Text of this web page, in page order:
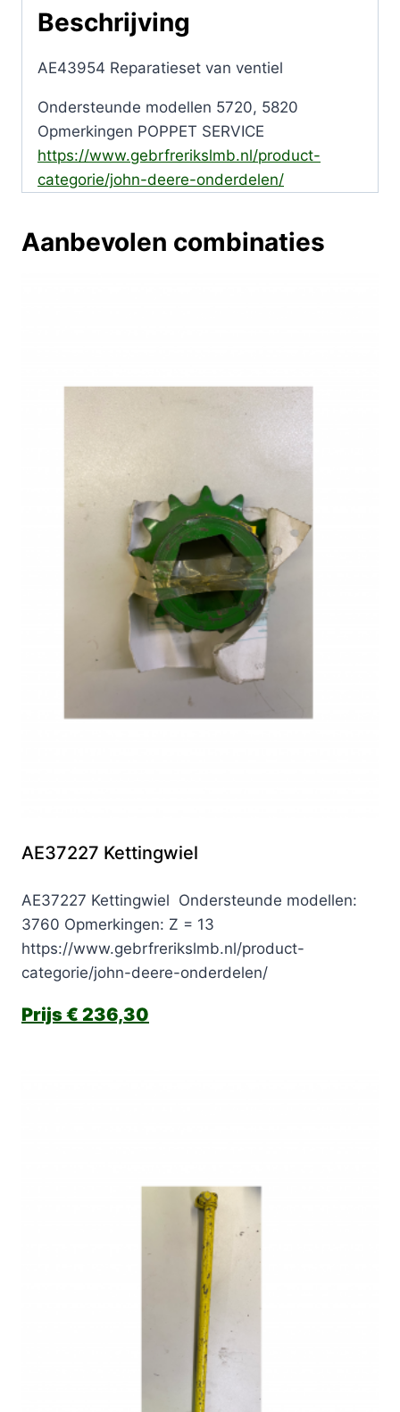
Beschrijving
AE43954 Reparatieset van ventiel
Ondersteunde modellen 5720, 5820
Opmerkingen POPPET SERVICE
https://www.gebrfrerikslmb.nl/product-
categorie/john-deere-onderdelen/
Aanbevolen combinaties
AE37227 Kettingwiel
AE37227 Kettingwiel Ondersteunde modellen:
3760 Opmerkingen: Z = 13
https://www.gebrfrerikslmb.nl/product-
categorie/john-deere-onderdelen/
€ 236,30